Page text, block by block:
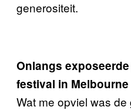
generositeit.
Onlangs
festival in
Wat me opviel was